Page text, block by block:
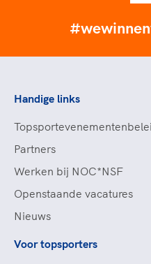
Handige links
Partners
Werken bij NOC*NSF
Openstaande vacatures
Nieuws
Voor topsporters